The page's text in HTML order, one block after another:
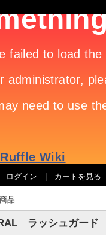
ログイン カートを見る
品
ラッシュガー